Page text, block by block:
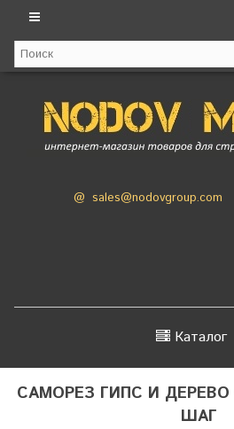
@ sales@nodovgroup.com
Каталог
САМОРЕЗ ГИПС И
ШАГ